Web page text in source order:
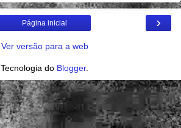
›
Página inicial
Ver versão para a web
Tecnologia do Blogger.